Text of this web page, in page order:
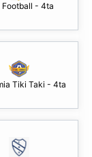
Football - 4ta
Tiki Taki - 4ta